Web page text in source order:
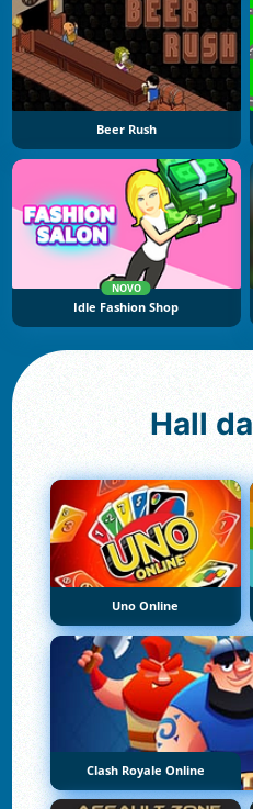
Beer Rush
NOVO
Idle Fashion Shop
Hall da
Uno Online
Clash Royale Online